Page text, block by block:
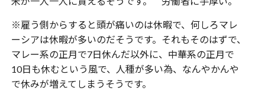
※雇う側からすると頭が痛いのは休暇で、何しろマレ
ーシアは休暇が多いのだそうです。それもそのはずで、
マレー系の正月で7日休んだ以外に、中華系の正月で
10日も休むという風で、人種が多い為、なんやかんや
で休みが増えてしまうそうです。